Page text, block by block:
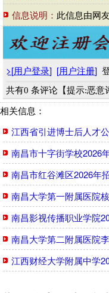
信息说明： 此信息由网
>[用户登录] [用户注册]
共有0 条评论【提示:恶意
相关信息：
江西省引进博士后人才
南昌市十字街学校2026
南昌市红谷滩区2026年
南昌大学第一附属医院
南昌影视传播职业学院
南昌大学第二附属医院
江西财经大学附属中学